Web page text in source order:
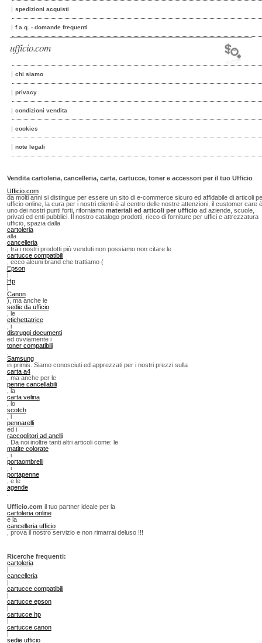
spedizioni acquisti
f.a.q. - domande frequenti
ufficio.com
chi siamo
privacy
condizioni vendita
cookies
note legali
Vendita cartoleria, cancelleria, carta, cartucce, toner e accessori per il tuo Ufficio
Ufficio.com
da molti anni si distingue per essere un sito di e-commerce sicuro ed affidabile di articoli
ufficio online, la cura per i nostri clienti è al centro delle nostre attenzioni, il customer care è
uno dei nostri punti forti, riforniamo materiali ed articoli per ufficioad aziende, scuole,
privati ed enti pubblici. Il nostro catalogo prodotti, ricco di forniture per uffici e attrezzatura
ufficio, spazia dalla
cartoleria
alla
cancelleria
, tra i nostri prodotti più venduti non possiamo non citare le
cartucce compatibili
, ecco alcuni brand che trattiamo (
Epson
|
Hp
|
Canon
), ma anche le
sedie da ufficio
, le
etichettatrice
, i
distruggi documenti
ed ovviamente i
toner compatibili
Samsung
in primis. Siamo conosciuti ed apprezzati per i nostri prezzi sulla
carta a4
, ma anche per le
penne cancellabili
, la
carta velina
, lo
scotch
, i
pennarelli
ed i
raccoglitori ad anelli
. Da noi inoltre tanti altri articoli come: le
matite colorate
, i
portaombrelli
, i
portapenne
, e le
agende
Ufficio.com il tuo partner ideale per la
cartoleria online
e la
cancelleria ufficio
, prova il nostro servizio e non rimarrai deluso !!!
Ricerche frequenti:
cartoleria
|
cancelleria
|
cartucce compatibili
|
cartucce epson
|
cartucce hp
|
cartucce canon
|
sedie ufficio